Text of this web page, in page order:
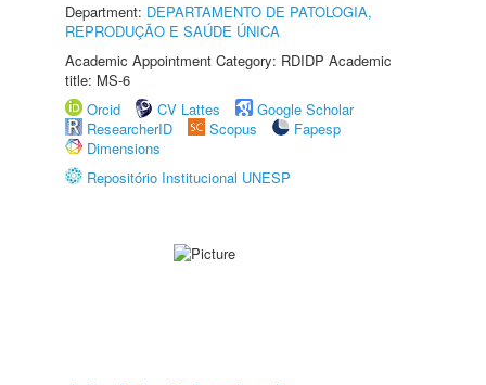
Department: DEPARTAMENTO DE PATOLOGIA,
REPRODUÇÃO E SAÚDE ÚNICA
Academic Appointment Category: RDIDP Academic
title: MS-6
Orcid
CV Lattes
Google Scholar
ResearcherID
Scopus
Fapesp
Dimensions
Repositório Institucional UNESP